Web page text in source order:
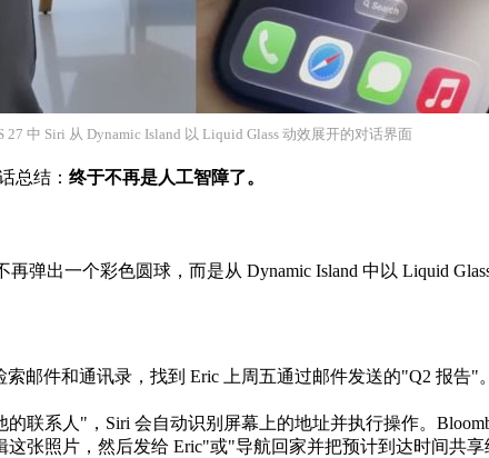
27 中 Siri 从 Dynamic Island 以 Liquid Glass 动效展开的对话界面
总结： 终于不再是人工智障了。
弹出一个彩色圆球，而是从 Dynamic Island 中以 Liquid
邮件和通讯录，找到 Eric 上周五通过邮件发送的"Q2 报告"
联系人"，Siri 会自动识别屏幕上的地址并执行操作。
张照片，然后发给 Eric"或"导航回家并把预计到达时间共享